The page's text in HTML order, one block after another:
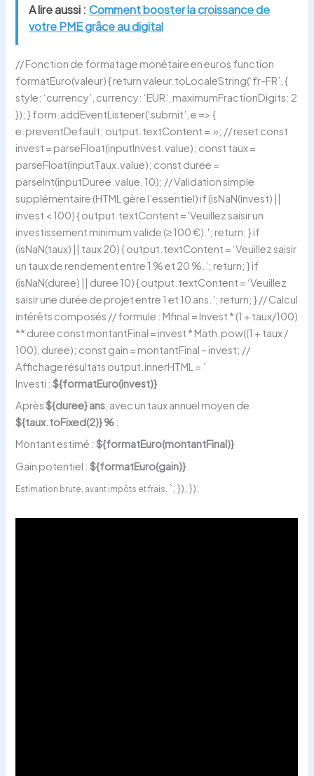
A lire aussi : Comment booster la croissance de
votre PME grâce au digital
// Fonction de formatage monétaire en euros function
formatEuro(valeur) { return valeur.toLocaleString(‘fr-FR’, {
style: ‘currency’, currency: ‘EUR’, maximumFractionDigits: 2
}); } form.addEventListener(‘submit’, e => {
e.preventDefault; output.textContent = »; // reset const
invest = parseFloat(inputInvest.value); const taux =
parseFloat(inputTaux.value); const duree =
parseInt(inputDuree.value, 10); // Validation simple
supplémentaire (HTML gère l’essentiel) if (isNaN(invest) ||
invest < 100) { output.textContent = 'Veuillez saisir un
investissement minimum valide (≥ 100 €).'; return; } if
(isNaN(taux) || taux 20) { output.textContent = ‘Veuillez saisir
un taux de rendement entre 1 % et 20 %.’; return; } if
(isNaN(duree) || duree 10) { output.textContent = ‘Veuillez
saisir une durée de projet entre 1 et 10 ans.’; return; } // Calcul
intérêts composés // formule : Mfinal = Invest * (1 + taux/100)
** duree const montantFinal = invest * Math.pow((1 + taux /
100), duree); const gain = montantFinal – invest; //
Affichage résultats output.innerHTML = `
Investi :${formatEuro(invest)}
Après${duree} ans , avec un taux annuel moyen de
${taux.toFixed(2)} % :
Montant estimé :${formatEuro(montantFinal)}
Gain potentiel :${formatEuro(gain)}
Estimation brute, avant impôts et frais. `; }); });